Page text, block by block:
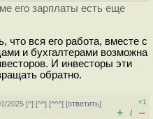
его зарплаты есть еще
что вся его работа, вместе с
и бухгалтерами возможна
И инвесторы эти
обратно.
2025 [^] [^^] [^^^] [ответить]
+1
+ / –